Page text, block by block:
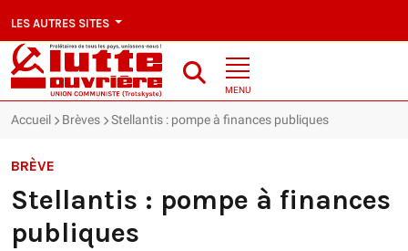
LES AUTRES SITES
MENU
Accueil Brèves Stellantis : pompe à finances publiques
BRÈVE
Stellantis : pompe à finances
publiques